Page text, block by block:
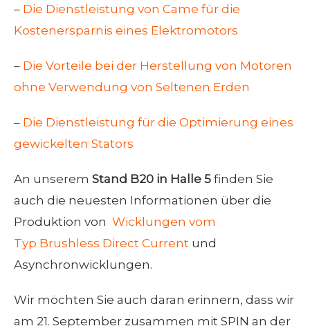
– Die Dienstleistung von Came für die
Kostenersparnis eines Elektromotors
– Die Vorteile bei der Herstellung von Motoren
ohne Verwendung von Seltenen Erden
– Die Dienstleistung für die Optimierung eines
gewickelten Stators
An unserem Stand B20 in Halle 5 finden Sie
auch die neuesten Informationen über die
Produktion von Wicklungen vom
Typ Brushless Direct Current und
Asynchronwicklungen.
Wir möchten Sie auch daran erinnern, dass wir
am 21. September zusammen mit SPIN an der